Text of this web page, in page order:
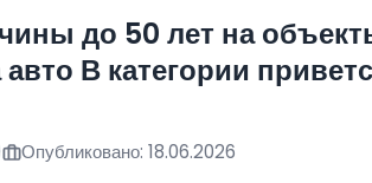
до 50 лет на
В категории
Опубликовано: 18.06.2026